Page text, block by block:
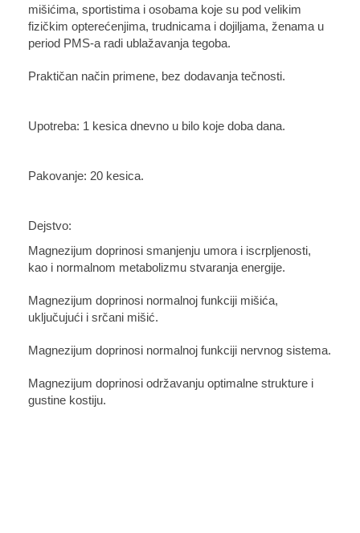
mišićima, sportistima i osobama koje su pod velikim
fizičkim opterećenjima, trudnicama i dojiljama, ženama u
period PMS-a radi ublažavanja tegoba.
Praktičan način primene, bez dodavanja tečnosti.
Upotreba: 1 kesica dnevno u bilo koje doba dana.
Pakovanje: 20 kesica.
Dejstvo:
Magnezijum doprinosi smanjenju umora i iscrpljenosti,
kao i normalnom metabolizmu stvaranja energije.
Magnezijum doprinosi normalnoj funkciji mišića,
uključujući i srčani mišić.
Magnezijum doprinosi normalnoj funkciji nervnog sistema.
Magnezijum doprinosi održavanju optimalne strukture i
gustine kostiju.